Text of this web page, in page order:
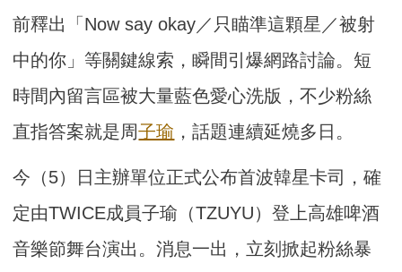
前釋出「Now say okay／只瞄準這顆星／被射
中的你」等關鍵線索，瞬間引爆網路討論。短
時間內留言區被大量藍色愛心洗版，不少粉絲
直指答案就是周子瑜 ，話題連續延燒多日。
今（5）日主辦單位正式公布首波韓星卡司，確
定由TWICE成員子瑜（TZUYU）登上高雄啤酒
音樂節舞台演出。消息一出，立刻掀起粉絲暴